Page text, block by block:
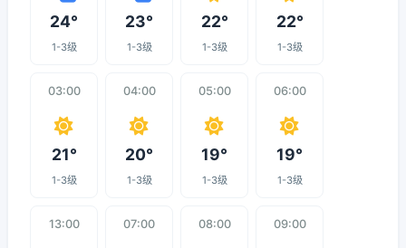
24°
1-3级
23°
1-3级
22°
1-3级
22°
1-3级
03:00
21°
1-3级
04:00
20°
1-3级
05:00
19°
1-3级
06:00
19°
1-3级
13:00 07:00 08:00 09:00